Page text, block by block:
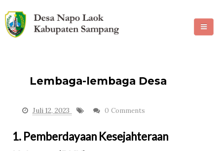
POTENSI DESA
Lembaga-lembaga Desa
Juli 12, 2023 0 Comments
1. Pemberdayaan Kesejahteraan